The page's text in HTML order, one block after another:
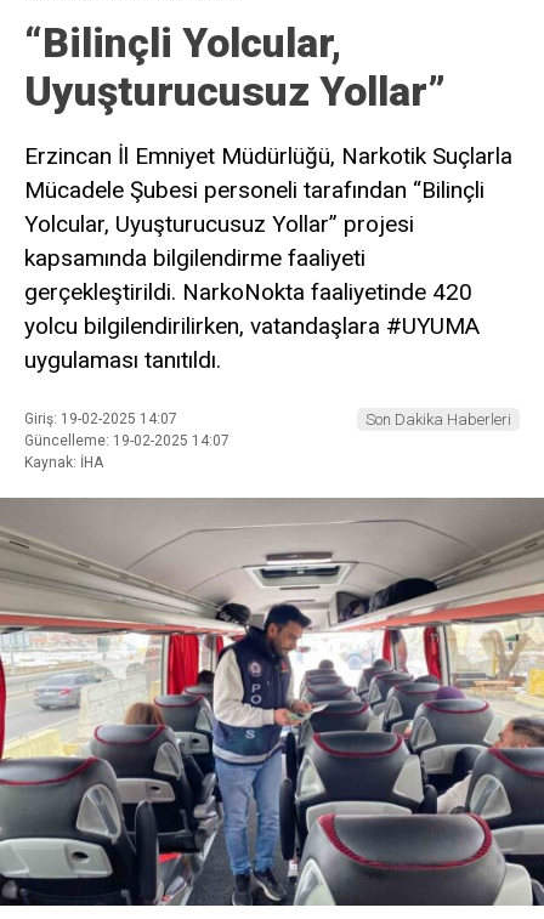
“Bilinçli Yolcular,
Uyuşturucusuz Yollar”
Erzincan İl Emniyet Müdürlüğü, Narkotik Suçlarla
Mücadele Şubesi personeli tarafından “Bilinçli
Yolcular, Uyuşturucusuz Yollar” projesi
kapsamında bilgilendirme faaliyeti
gerçekleştirildi. NarkoNokta faaliyetinde 420
yolcu bilgilendirilirken, vatandaşlara #UYUMA
uygulaması tanıtıldı.
Giriş: 19-02-2025 14:07
Güncelleme: 19-02-2025 14:07
Kaynak: İHA
Son Dakika Haberleri